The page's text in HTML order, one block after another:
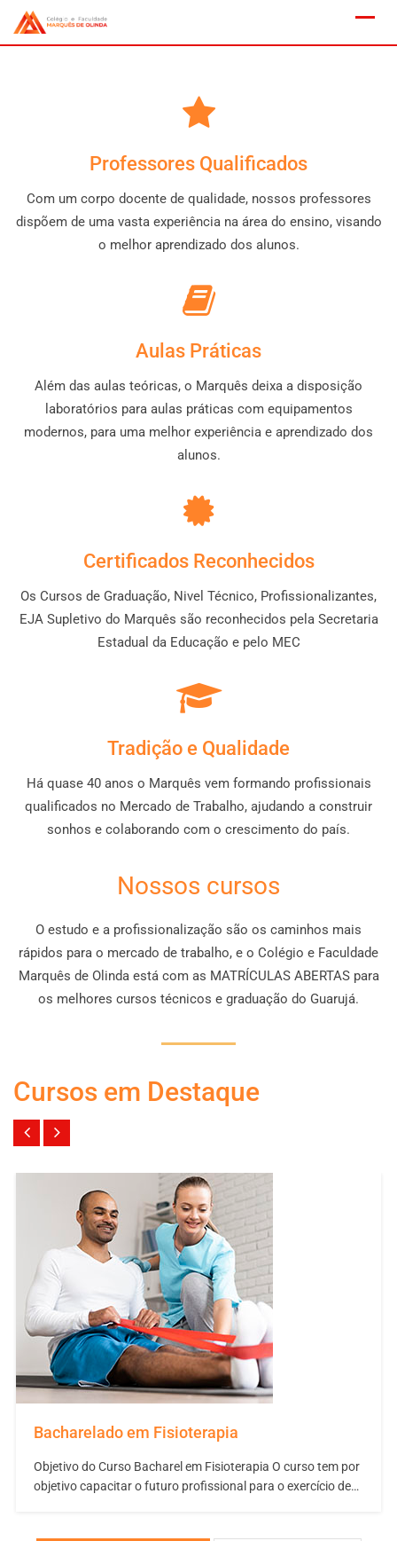
Professores Qualificados
Com um corpo docente de qualidade, nossos professores
dispõem de uma vasta experiência na área do ensino, visando
o melhor aprendizado dos alunos.
Aulas Práticas
Além das aulas teóricas, o Marquês deixa a disposição
laboratórios para aulas práticas com equipamentos
modernos, para uma melhor experiência e aprendizado dos
alunos.
Certificados Reconhecidos
Os Cursos de Graduação, Nivel Técnico, Profissionalizantes,
EJA Supletivo do Marquês são reconhecidos pela Secretaria
Estadual da Educação e pelo MEC
Tradição e Qualidade
Há quase 40 anos o Marquês vem formando profissionais
qualificados no Mercado de Trabalho, ajudando a construir
sonhos e colaborando com o crescimento do país.
Nossos cursos
O estudo e a profissionalização são os caminhos mais
rápidos para o mercado de trabalho, e o Colégio e Faculdade
Marquês de Olinda está com as MATRÍCULAS ABERTAS para
os melhores cursos técnicos e graduação do Guarujá.
Cursos em Destaque
Bacharelado em Fisioterapia
Objetivo do Curso Bacharel em Fisioterapia O curso tem por
objetivo capacitar o futuro profissional para o exercício de